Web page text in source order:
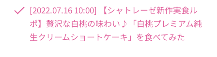
[2022.07.16 10:00] 【シャトレーゼ新作実食ル
ポ】贅沢な白桃の味わい♪「白桃プレミアム純
生クリームショートケーキ」を食べてみた